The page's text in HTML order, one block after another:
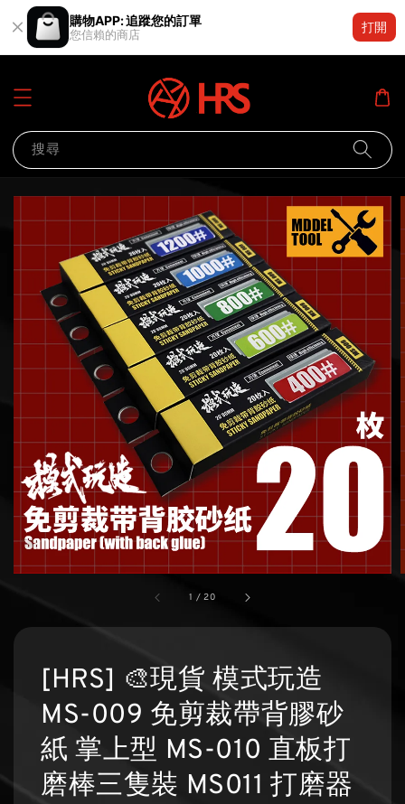
購物APP: 追蹤您的訂單
您信賴的商店
打開
搜尋
1 /20
[HRS] 🎨現貨 模式玩造
MS-009 免剪裁帶背膠砂
紙 掌上型 MS-010 直板打
磨棒三隻裝 MS011 打磨器